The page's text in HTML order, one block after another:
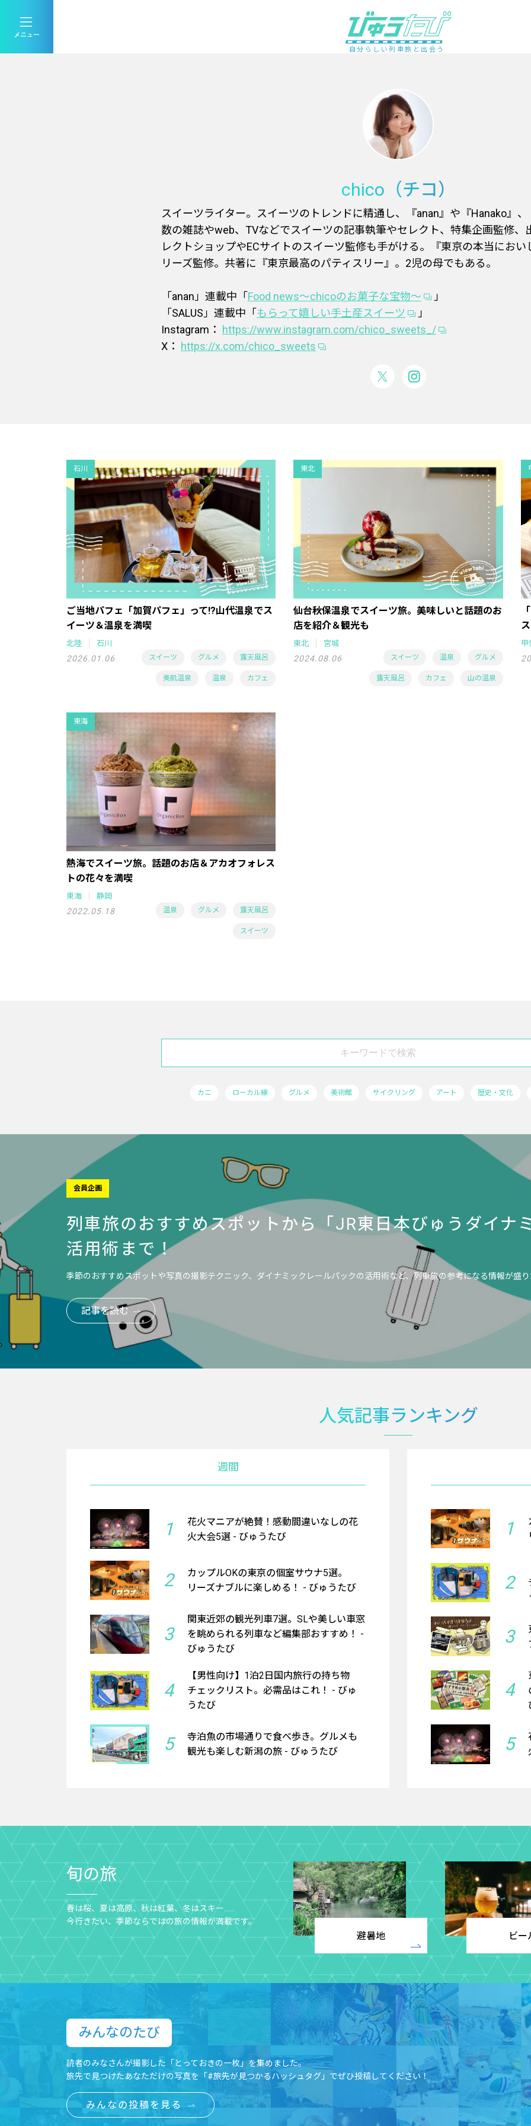
自分らしい列車旅と出会う
chico（チコ）
スイーツライター。スイーツのトレンドに精通し、『anan』や『Hanako』
数の雑誌やweb、TVなどでスイーツの記事執筆やセレクト、特集企画監修、
レクトショップやECサイトのスイーツ監修も手がける。『東京の本当にお
リーズ監修。共著に『東京最高のパティスリー』。2児の母でもある。
「anan」連載中「 Food news〜chicoのお菓子な宝物〜
」
「SALUS」連載中「 もらって嬉しい手土産スイーツ
」
Instagram： https://www.instagram.com/chico_sweets_/
X： https://x.com/chico_sweets
石川
ご当地パフェ「加賀パフェ」って!?山代温泉でス
イーツ＆温泉を満喫
北陸 石川
2026.01.06 スイーツ グルメ 露天風呂
美肌温泉 温泉 カフェ
東北
仙台秋保温泉でスイーツ旅。美味しいと話題のお
店を紹介＆観光も
東北 宮城
2024.08.06 スイーツ 温泉 グルメ
露天風呂 カフェ 山の温泉
甲
東海
熱海でスイーツ旅。話題のお店＆アカオフォレス
トの花々を満喫
東海 静岡
2022.05.18 温泉 グルメ 露天風呂
スイーツ
カニ ローカル線 グルメ 美術館 サイクリング アート 歴史・文化
会員企画
列車旅のおすすめスポットから「JR東日本びゅうダイナ
活用術まで！
季節のおすすめスポットや写真の撮影テクニック、ダイナミックレールパックの活用術など、列車旅の参考になる情報が盛
記事を読む
人気記事ランキング
週間
1
花火マニアが絶賛！感動間違いなしの花
火大会5選 - びゅうたび
2
カップルOKの東京の個室サウナ5選。
リーズナブルに楽しめる！ - びゅうたび
3
関東近郊の観光列車7選。SLや美しい車窓
を眺められる列車など編集部おすすめ！ -
びゅうたび
4
【男性向け】1泊2日国内旅行の持ち物
チェックリスト。必需品はこれ！ - びゅ
うたび
5
寺泊魚の市場通りで食べ歩き。グルメも
観光も楽しむ新潟の旅 - びゅうたび
1
2
3
4
5
旬の旅
春は桜、夏は高原、秋は紅葉、冬はスキー……
今行きたい、季節ならではの旅の情報が満載です。
避暑地 ビー
みんなのたび​
読者のみなさんが撮影した「とっておきの一枚」を集めました。​
旅先で見つけたあなただけの写真を「#旅先が見つかるハッシュタグ」でぜひ投稿してください！​
みんなの投稿を見る